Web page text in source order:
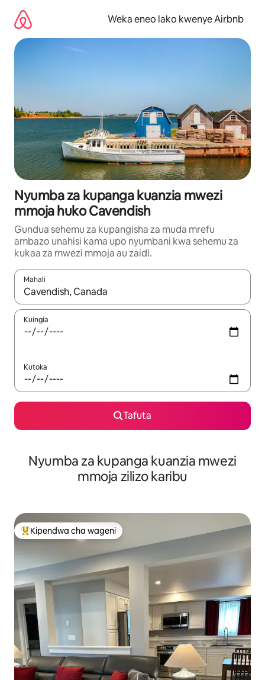
kwenda
kwenye
maudhui
Weka eneo lako kwenye Airbnb
Nyumba za kupanga kuanzia mwezi
mmoja huko Cavendish
Gundua sehemu za kupangisha za muda mrefu
ambazo unahisi kama upo nyumbani kwa sehemu za
kukaa za mwezi mmoja au zaidi.
Mahali
Wakati matokeo yanapatikana, vinjari kwa kutumia vitufe vya
Kuingia
Kutoka
Tafuta
Nyumba za kupanga kuanzia mwezi
mmoja zilizo karibu
Kipendwa maarufu cha wageni
Kipendwa cha wageni